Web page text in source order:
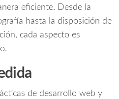
eficiente. Desde la
hasta la disposición de
cada aspecto es
de desarrollo web y